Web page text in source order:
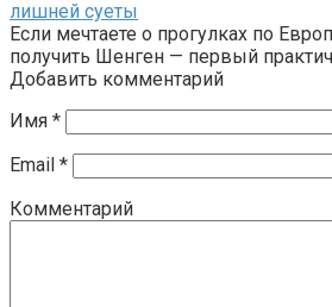
лишней суеты
Если мечтаете о прогулках по
получить Шенген — первый
Добавить комментарий
Имя *
Email *
Комментарий